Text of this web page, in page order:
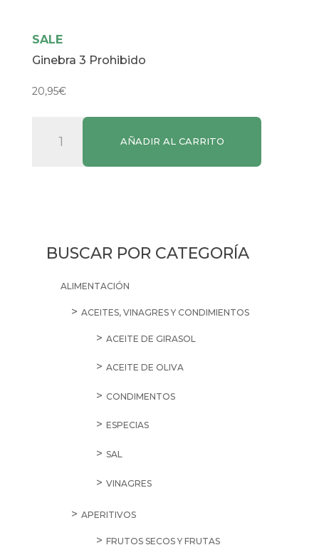
SALE
Ginebra 3 Prohibido
20,95€
Prohibido
AÑADIR AL CARRITO
BUSCAR POR CATEGORÍA
ALIMENTACIÓN
ACEITES, VINAGRES Y CONDIMIENTOS
ACEITE DE GIRASOL
ACEITE DE OLIVA
CONDIMENTOS
ESPECIAS
SAL
VINAGRES
APERITIVOS
FRUTOS SECOS Y FRUTAS